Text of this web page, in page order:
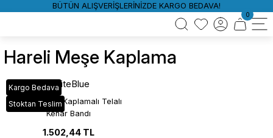
BÜTÜN ALIŞVERİŞLERİNİZDE KARGO BEDAVA!
0
Hareli Meşe Kaplama
Kargo Bedava
Stoktan Teslim
WhiteBlue
Meşe Hareli Kaplamalı Telalı
Kenar Bandı
1.502,44 TL